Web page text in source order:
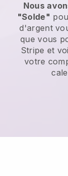
Nous
"Solde"
d'argent
que vous
Stripe et
votre